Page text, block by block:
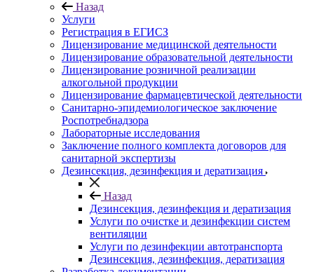
Назад
Услуги
Регистрация в ЕГИСЗ
Лицензирование медицинской деятельности
Лицензирование образовательной деятельности
Лицензирование розничной реализации
алкогольной продукции
Лицензирование фармацевтической деятельности
Санитарно-эпидемиологическое заключение
Роспотребнадзора
Лабораторные исследования
Заключение полного комплекта договоров для
санитарной экспертизы
Дезинсекция, дезинфекция и дератизация
Назад
Дезинсекция, дезинфекция и дератизация
Услуги по очистке и дезинфекции систем
вентиляции
Услуги по дезинфекции автотранспорта
Дезинсекция, дезинфекция, дератизация